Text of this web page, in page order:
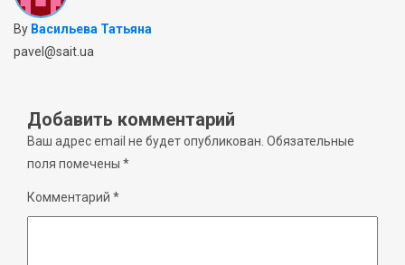
By Васильева Татьяна
pavel@sait.ua
Добавить комментарий
Ваш адрес email не будет опубликован. Обязательные
поля помечены *
Комментарий *